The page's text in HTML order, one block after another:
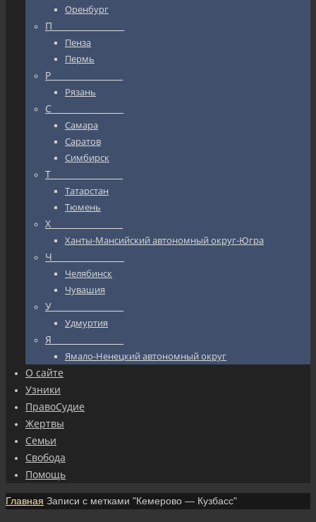
Оренбург
П_________________
Пенза
Пермь
Р_________________
Рязань
С_________________
Самара
Саратов
Симбирск
Т_________________
Татарстан
Тюмень
Х_________________
Ханты-Мансийский автономный округ-Югра
Ч_________________
Челябинск
Чувашия
У_________________
Удмуртия
Я_________________
Ямало-Ненецкий автономный округ
О сайте
Узники
ПравоСудие
Жертвы
Семьи
Свобода
Помощь
Главная Записи с метками "Кемерово — Кузбасс"